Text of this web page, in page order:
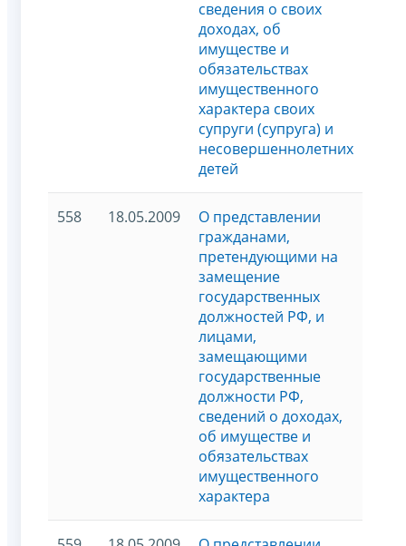
сведения о своих
доходах, об
имуществе и
обязательствах
имущественного
характера своих
супруги (супруга) и
несовершеннолетних
детей
558 18.05.2009
О представлении
гражданами,
претендующими на
замещение
государственных
должностей РФ, и
лицами,
замещающими
государственные
должности РФ,
сведений о доходах,
об имуществе и
обязательствах
имущественного
характера